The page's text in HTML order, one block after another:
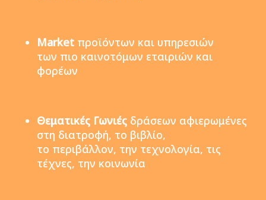
Market προϊόντων και υπηρεσιών
των πιο καινοτόμων εταιριών και
φορέων
Θεματικές Γωνιές δράσεων αφιερωμένες
στη διατροφή, το βιβλίο,
το περιβάλλον, την τεχνολογία, τις
τέχνες, την κοινωνία